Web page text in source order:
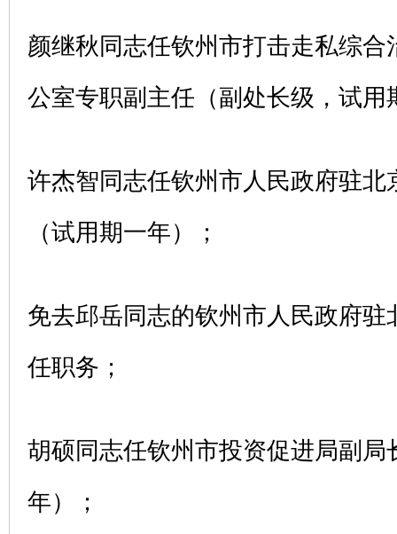
颜继秋同志任钦州市打击走私综合
公室专职副主任（副处长级，试用
许杰智同志任钦州市人民政府驻北
（试用期一年）；
免去邱岳同志的钦州市人民政府驻
任职务；
胡硕同志任钦州市投资促进局副局
年）；